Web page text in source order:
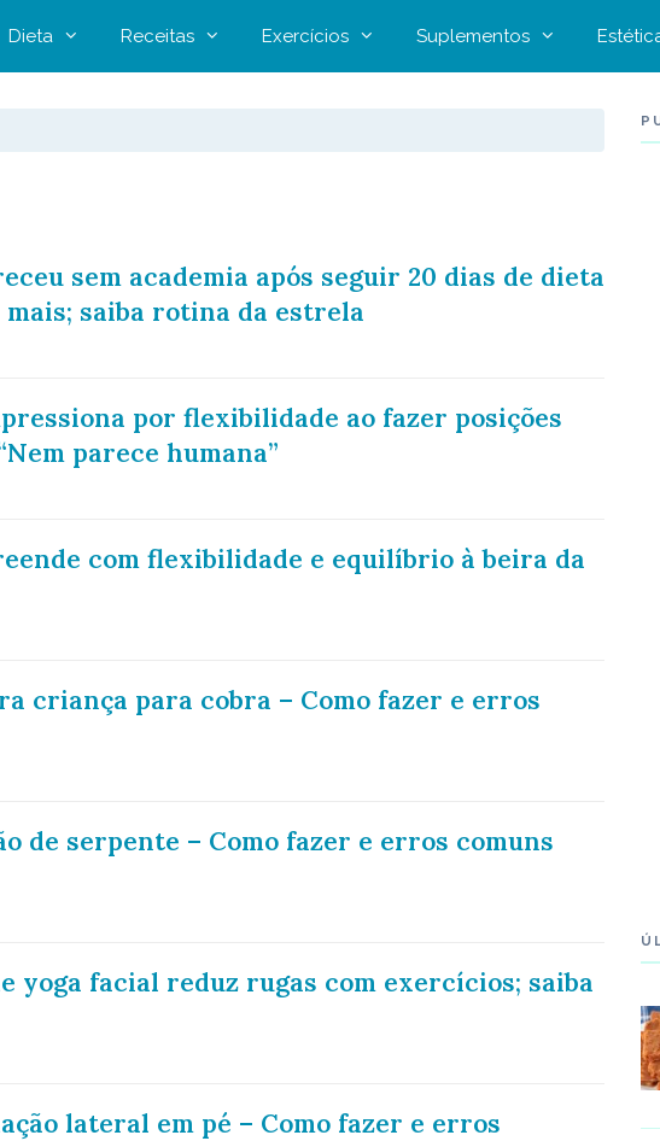
Dieta Receitas Exercícios Suplementos
sem academia após seguir 20 dias de dieta
saiba rotina da estrela
por flexibilidade ao fazer posições
parece humana”
com flexibilidade e equilíbrio à beira da
criança para cobra – Como fazer e erros
de serpente – Como fazer e erros comuns
yoga facial reduz rugas com exercícios; saiba
lateral em pé – Como fazer e erros